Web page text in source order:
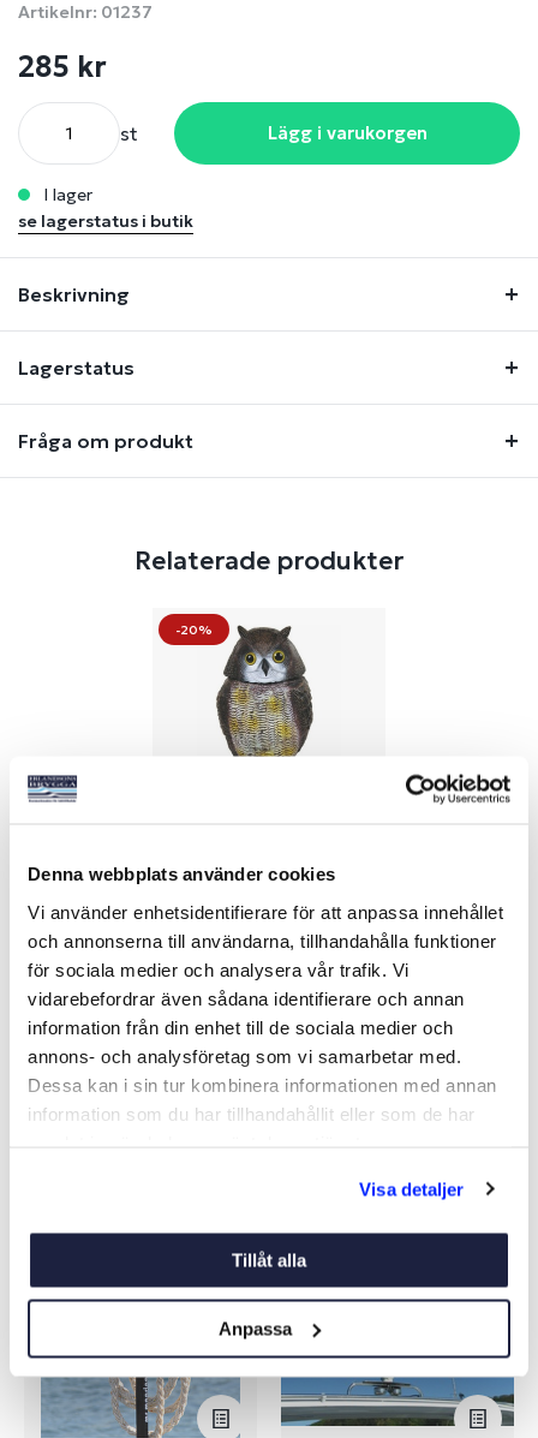
Denna webbplats använder cookies
Vi använder enhetsidentifierare för att anpassa innehållet
och annonserna till användarna, tillhandahålla funktioner
för sociala medier och analysera vår trafik. Vi
vidarebefordrar även sådana identifierare och annan
information från din enhet till de sociala medier och
annons- och analysföretag som vi samarbetar med.
Dessa kan i sin tur kombinera informationen med annan
information som du har tillhandahållit eller som de har
Visa detaljer
Tillåt alla
Anpassa
Artikelnr: 01237
285 kr
st Lägg i varukorgen
i lager
se lagerstatus i butik
Beskrivning
Lagerstatus
Fråga om produkt
Relaterade produkter
-20%
FÅGELSKRÄMMA OWL
ROTERANDE HUVUD
Art nr: 01893
235 kr
Ord. pris 295 kr
Köp
Liknande produkter